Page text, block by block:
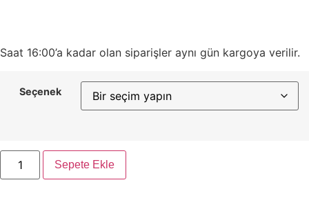
Saat 16:00’a kadar olan siparişler aynı gün kargoya verilir.
Seçenek
Sepete Ekle